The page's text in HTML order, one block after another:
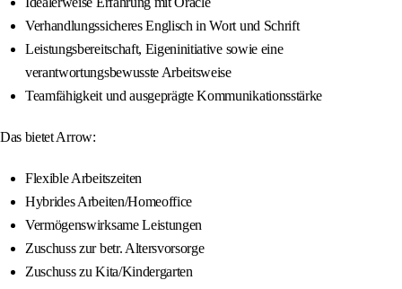
Verhandlungssicheres Englisch in Wort und Schrift
Leistungsbereitschaft, Eigeninitiative sowie eine
verantwortungsbewusste Arbeitsweise
Teamfähigkeit und ausgeprägte Kommunikationsstärke
Das bietet Arrow:
Flexible Arbeitszeiten
Hybrides Arbeiten/Homeoffice
Vermögenswirksame Leistungen
Zuschuss zur betr. Altersvorsorge
Zuschuss zu Kita/Kindergarten